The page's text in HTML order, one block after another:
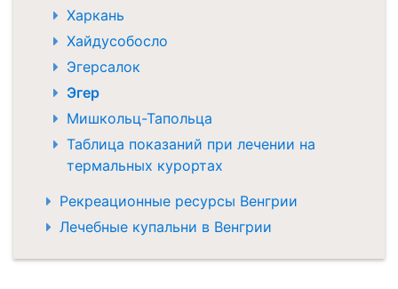
Харкань
Хайдусобосло
Эгерсалок
Эгер
Мишкольц-Тапольца
Таблица показаний при лечении на
термальных курортах
Рекреационные ресурсы Венгрии
Лечебные купальни в Венгрии